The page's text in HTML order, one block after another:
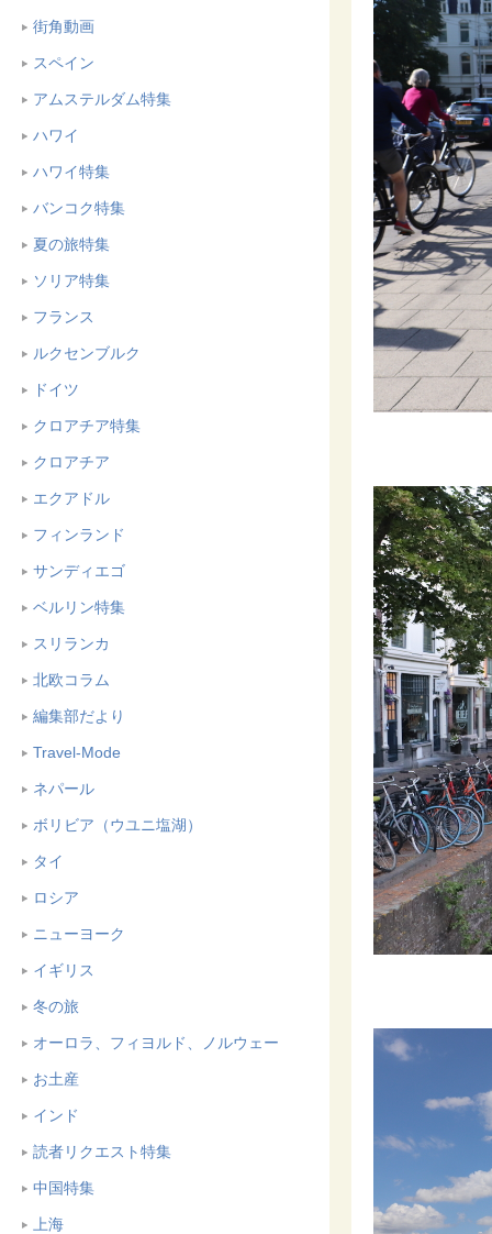
街角動画
スペイン
アムステルダム特集
ハワイ
ハワイ特集
バンコク特集
夏の旅特集
ソリア特集
フランス
ルクセンブルク
ドイツ
クロアチア特集
クロアチア
エクアドル
フィンランド
サンディエゴ
ベルリン特集
スリランカ
北欧コラム
編集部だより
Travel-Mode
ネパール
ボリビア（ウユニ塩湖）
タイ
ロシア
ニューヨーク
イギリス
冬の旅
オーロラ、フィヨルド、ノルウェー
お土産
インド
読者リクエスト特集
中国特集
上海